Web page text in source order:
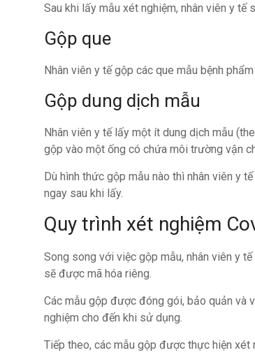
Sau khi lấy mẫu xét nghiệm, nhân viên y
Gộp que
Nhân viên y tế gộp các que mẫu bệnh
Gộp dung dịch mẫu
Nhân viên y tế lấy một ít dung dịch mẫu
gộp vào một ống có chứa môi trường vận
Dù hình thức gộp mẫu nào thì nhân viên y
ngay sau khi lấy.
Quy trình xét nghiệm
Song song với việc gộp mẫu, nhân viên y
sẽ được mã hóa riêng.
Các mẫu gộp được đóng gói, bảo quản và
nghiệm cho đến khi sử dụng.
Tiếp theo, các mẫu gộp được thực hiện xét